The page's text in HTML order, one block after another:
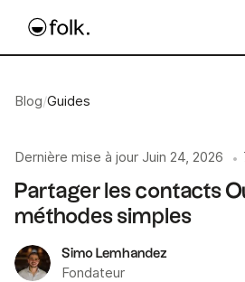
Blog/Guides
Dernière mise à jour Juin 24, 2026 •
Partager les contacts
méthodes simples
Simo Lemhandez
Fondateur